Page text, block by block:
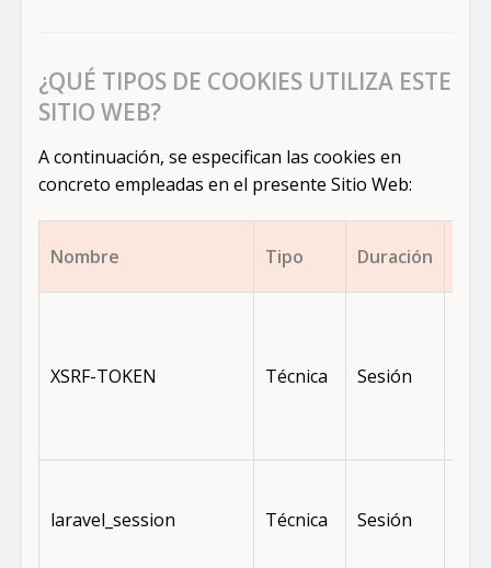
¿QUÉ TIPOS DE COOKIES UTILIZA ESTE
SITIO WEB?
A continuación, se especifican las cookies en
concreto empleadas en el presente Sitio Web:
Nombre Tipo Duración
XSRF-TOKEN Técnica Sesión
laravel_session Técnica Sesión